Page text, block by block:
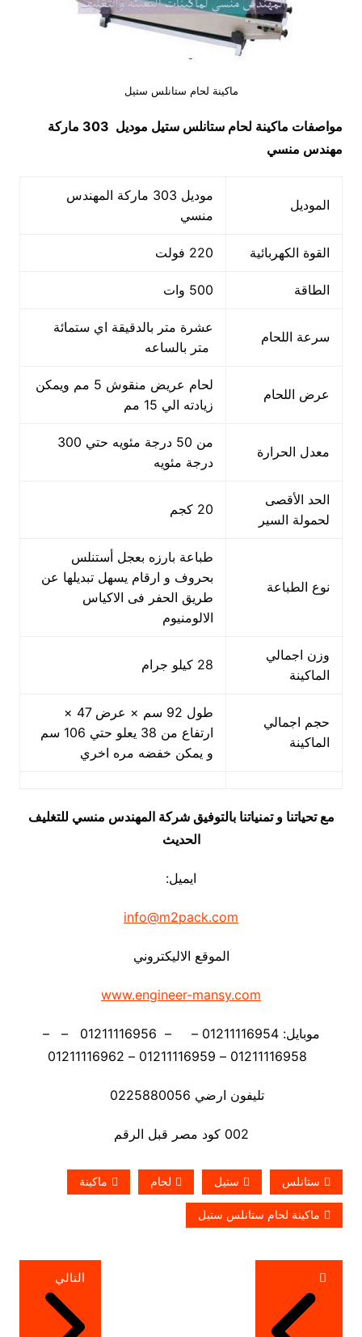
ماكينة لحام ستانلس ستيل
مواصفات ماكينة لحام ستانلس ستيل
موديل 303 ماركة
مهندس منسي
الموديل
موديل 303 ماركة المهندس
منسي
القوة الكهربائية 220 فولت
الطاقة 500 وات
سرعة اللحام
عشرة متر بالدقيقة اي ستمائة
متر بالساعه
عرض اللحام
لحام عريض منقوش 5 مم ويمكن
زيادته الي 15 مم
معدل الحرارة
من 50 درجة مئويه حتي 300
درجة مئويه
الحد الأقصى
لحمولة السير
20 كجم
نوع الطباعة
طباعة بارزه بعجل أستنلس
بحروف و ارقام يسهل تبديلها عن
طريق الحفر فى الاكياس
الالومنيوم
وزن اجمالي
الماكينة
28 كيلو جرام
حجم اجمالي
الماكينة
طول 92 سم × عرض 47 ×
ارتفاع من 38 يعلو حتي 106 سم
و يمكن خفضه مره اخري
مع تحياتنا و تمنياتنا بالتوفيق شركة المهندس منسي للتغليف
الحديث
ايميل:
info@m2pack.com
الموقع الاليكتروني
www.engineer-mansy.com
موبايل: 01211116954 – – 01211116956 – –
تليفون ارضي 0225880056
002 كود مصر قبل الرقم
ستانلس ستيل لحام ماكينة
ماكينة لحام ستانلس ستيل
تصفّح
المقالات
التالي